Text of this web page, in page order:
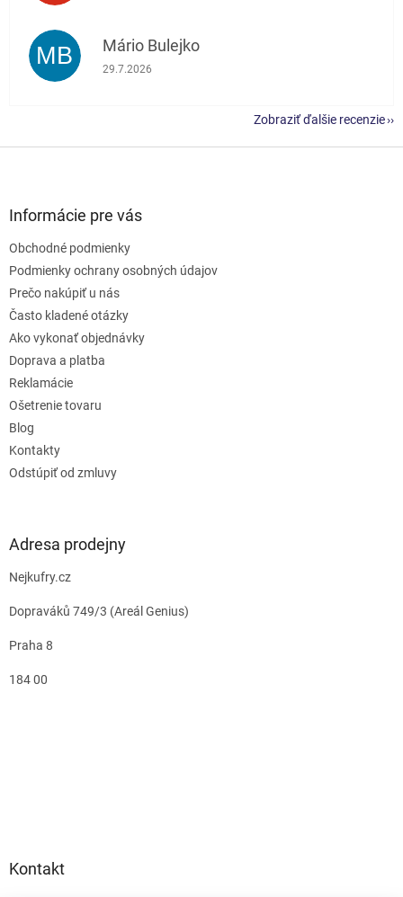
MB Mário Bulejko
Hodnotenie obchodu je 5 z 5 hviezdičiek.
29.7.2026
Zobraziť ďalšie recenzie
Informácie pre vás
Obchodné podmienky
Podmienky ochrany osobných údajov
Prečo nakúpiť u nás
Často kladené otázky
Ako vykonať objednávky
Doprava a platba
Reklamácie
Ošetrenie tovaru
Blog
Kontakty
Odstúpiť od zmluvy
Adresa prodejny
Nejkufry.cz
Dopraváků 749/3 (Areál Genius)
Praha 8
184 00
Kontakt